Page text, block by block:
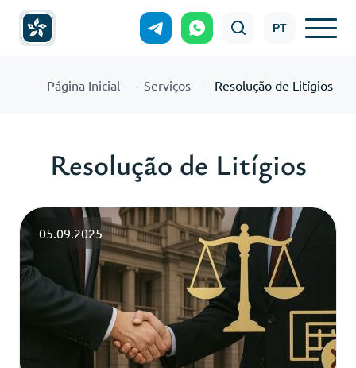
PT
Página Inicial Serviços Resolução de Litígios
Resolução de Litígios
05.09.2025